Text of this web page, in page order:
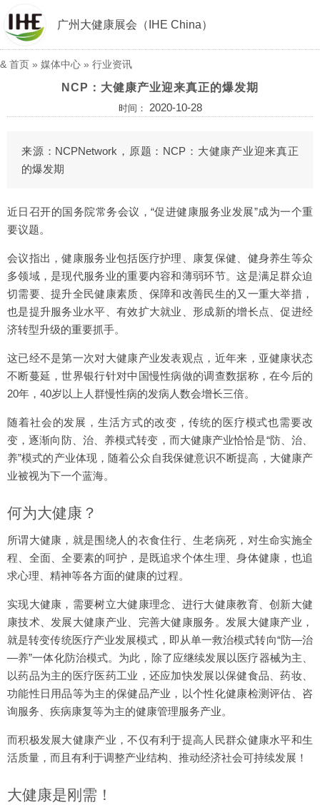
广州大健康展会（IHE China）
& 首页 » 媒体中心 » 行业资讯
NCP：大健康产业迎来真正的爆发期
时间： 2020-10-28
来源：NCPNetwork，原题：NCP：大健康产业迎来真正
的爆发期
近日召开的国务院常务会议，“促进健康服务业发展”成为一个重
要议题。
会议指出，健康服务业包括医疗护理、康复保健、健身养生等众
多领域，是现代服务业的重要内容和薄弱环节。这是满足群众迫
切需要、提升全民健康素质、保障和改善民生的又一重大举措，
也是提升服务业水平、有效扩大就业、形成新的增长点、促进经
济转型升级的重要抓手。
这已经不是第一次对大健康产业发表观点，近年来，亚健康状态
不断蔓延，世界银行针对中国慢性病做的调查数据称，在今后的
20年，40岁以上人群慢性病的发病人数会增长三倍。
随着社会的发展，生活方式的改变，传统的医疗模式也需要改
变，逐渐向防、治、养模式转变，而大健康产业恰恰是“防、治、
养”模式的产业体现，随着公众自我保健意识不断提高，大健康产
业被视为下一个蓝海。
何为大健康？
所谓大健康，就是围绕人的衣食住行、生老病死，对生命实施全
程、全面、全要素的呵护，是既追求个体生理、身体健康，也追
求心理、精神等各方面的健康的过程。
实现大健康，需要树立大健康理念、进行大健康教育、创新大健
康技术、发展大健康产业、完善大健康服务。发展大健康产业，
就是转变传统医疗产业发展模式，即从单一救治模式转向“防—治
—养”一体化防治模式。为此，除了应继续发展以医疗器械为主、
以药品为主的医疗医药工业，还应加快发展以保健食品、药妆、
功能性日用品等为主的保健品产业，以个性化健康检测评估、咨
询服务、疾病康复等为主的健康管理服务产业。
而积极发展大健康产业，不仅有利于提高人民群众健康水平和生
活质量，而且有利于调整产业结构、推动经济社会可持续发展！
大健康是刚需！